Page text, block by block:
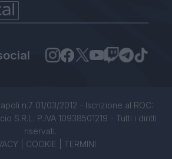
n.7 01/03/2012 - Iscrizione al ROC:
S.R.L. P.IVA 10938501219 - Tutti i diritti
riservati.
| COOKIE TERMINI